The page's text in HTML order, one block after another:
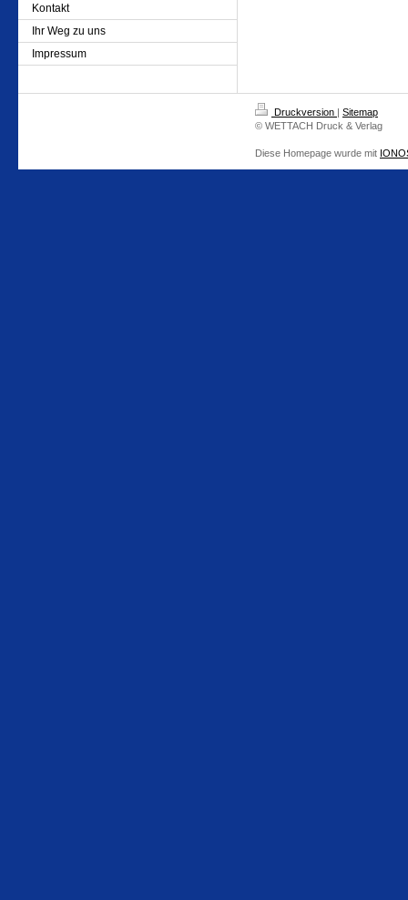
Kontakt
Ihr Weg zu uns
Impressum
Druckversion | Sitemap
© WETTACH Druck & Verlag
Diese Homepage wurde mit